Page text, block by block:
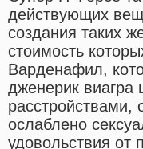
действующих
создания таких
стоимость
Варденафил,
дженерик
расстройствами,
ослаблено
удовольствия от